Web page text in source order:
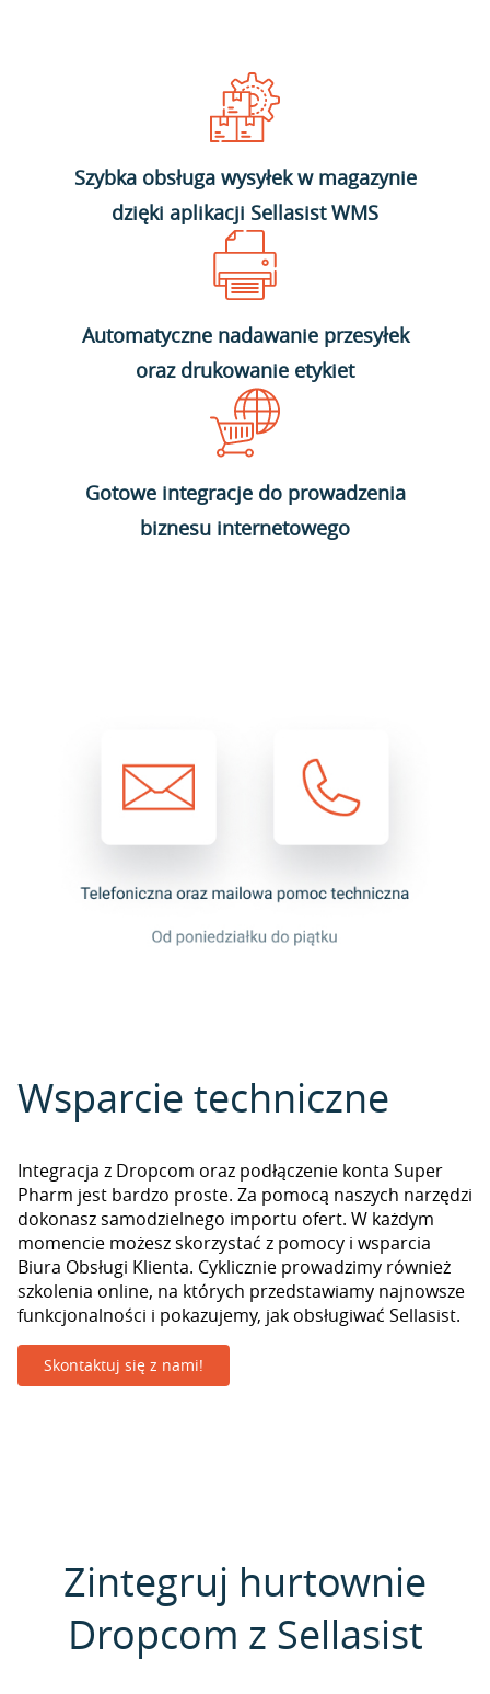
Szybka obsługa wysyłek w magazynie
dzięki aplikacji Sellasist WMS
Automatyczne nadawanie przesyłek
oraz drukowanie etykiet
Gotowe integracje do prowadzenia
biznesu internetowego
Wsparcie techniczne
Integracja z Dropcom oraz podłączenie konta Super
Pharm jest bardzo proste. Za pomocą naszych narzędzi
dokonasz samodzielnego importu ofert. W każdym
momencie możesz skorzystać z pomocy i wsparcia
Biura Obsługi Klienta. Cyklicznie prowadzimy również
szkolenia online, na których przedstawiamy najnowsze
funkcjonalności i pokazujemy, jak obsługiwać Sellasist.
Skontaktuj się z nami!
Zintegruj hurtownie
Dropcom z Sellasist